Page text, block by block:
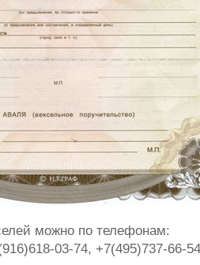
можно по телeфонам:
03-74, +7(495)737-66-54